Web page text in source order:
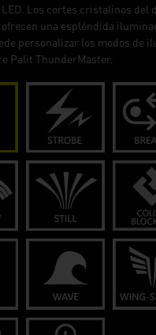
LED. Los cortes cristalinos del
ofrecen una espléndida
personalizar los modos de
Palit ThunderMaster.